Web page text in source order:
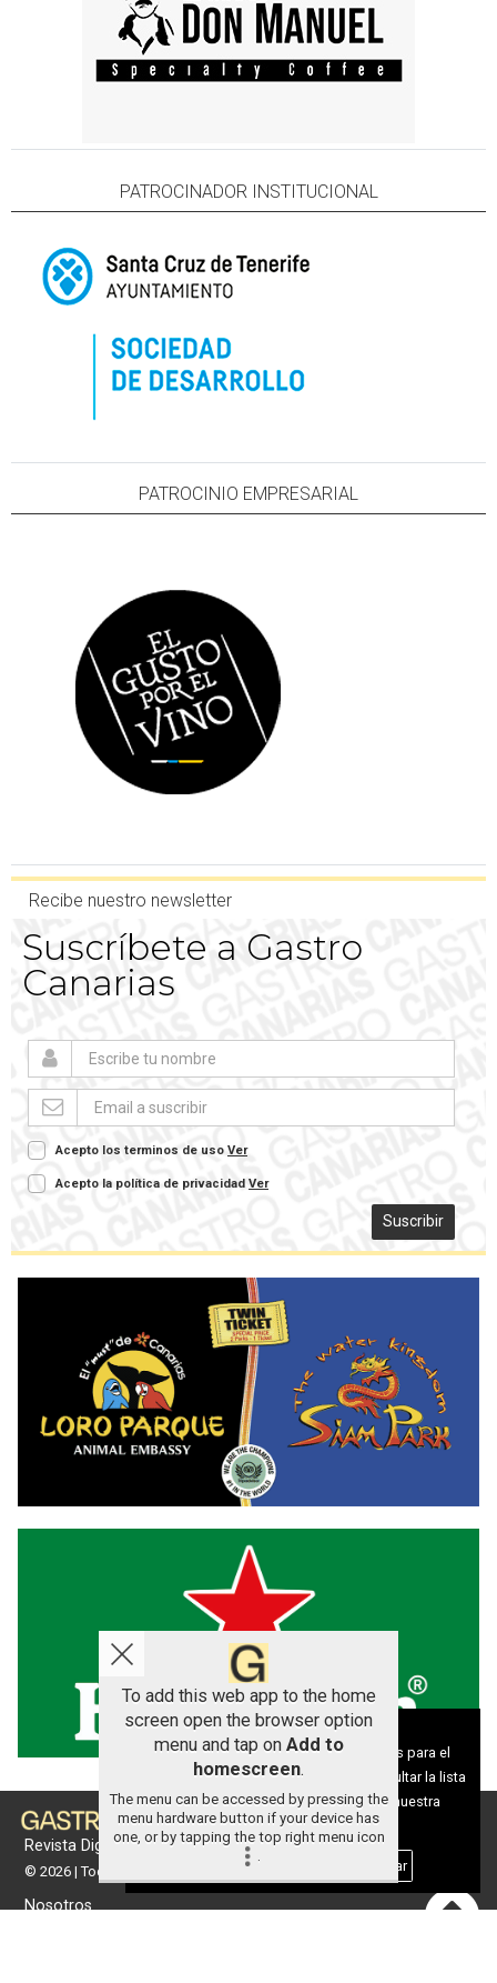
PATROCINADOR INSTITUCIONAL
PATROCINIO EMPRESARIAL
Recibe nuestro newsletter
Suscríbete a Gastro
Canarias
Acepto los terminos de uso Ver
Acepto la política de privacidad Ver
Suscribir
Revista Digital de gastronomía
© 2026 | Todos los derechos reservados
Nosotros
To add this web app to the home
screen open the browser option
menu and tap on Add to
homescreen.
The menu can be accessed by pressing the
menu hardware button if your device has
one, or by tapping the top right menu icon
.
Aviso sobre el Uso de cookies:
Utilizamos cookies nuestras y de terceros para el
funcionamiento del digital. Puedes consultar la lista
de cookies y como desconectarlas. Ver nuestra
Política de Privacidad y Cookies
Aceptar Cookies Personalizar